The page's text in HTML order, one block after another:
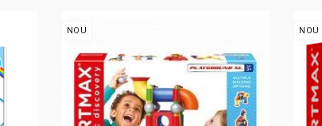
NOU NOU